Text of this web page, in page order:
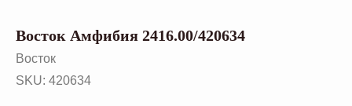
Восток Амфибия 2416.00/420634
Восток
SKU: 420634